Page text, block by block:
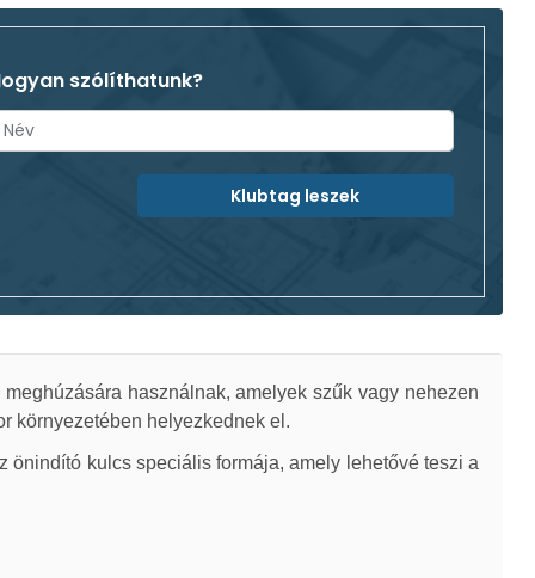
szólíthatunk?
Klubtag leszek
használnak, amelyek szűk vagy nehezen
környezetében helyezkednek el.
kulcs speciális formája, amely lehetővé teszi a